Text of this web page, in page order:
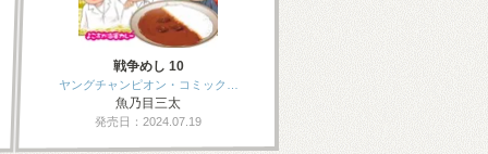
戦争めし 10
ヤングチャンピオン・コミック…
魚乃目三太
発売日：2024.07.19